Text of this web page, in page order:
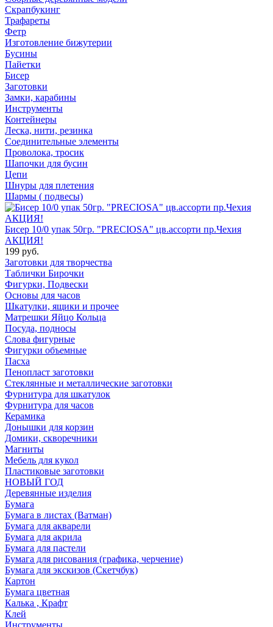
Скрапбукинг
Трафареты
Фетр
Изготовление бижутерии
Бусины
Пайетки
Бисер
Заготовки
Замки, карабины
Инструменты
Контейнеры
Леска, нити, резинка
Соединительные элементы
Проволока, тросик
Шапочки для бусин
Цепи
Шнуры для плетения
Шармы ( подвесы)
Бисер 10/0 упак 50гр. "PRECIOSA" цв.ассорти пр.Чехия
АКЦИЯ!
199 руб.
Заготовки для творчества
Таблички Бирочки
Фигурки, Подвески
Основы для часов
Шкатулки, ящики и прочее
Матрешки Яйцо Кольца
Посуда, подносы
Слова фигурные
Фигурки объемные
Пасха
Пенопласт заготовки
Стеклянные и металлические заготовки
Фурнитура для шкатулок
Фурнитура для часов
Керамика
Донышки для корзин
Домики, скворечники
Магниты
Мебель для кукол
Пластиковые заготовки
НОВЫЙ ГОД
Деревянные изделия
Бумага
Бумага в листах (Ватман)
Бумага для акварели
Бумага для акрила
Бумага для пастели
Бумага для рисования (графика, черчение)
Бумага для экскизов (Скетчбук)
Картон
Бумага цветная
Калька , Крафт
Клей
Инструменты